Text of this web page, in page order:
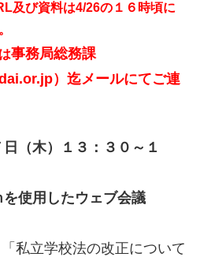
及び資料は4/26の１６時頃に
事務局総務課
）迄メールにてご連
木）１３：３０～１
使用したウェブ会議
「私立学校法の改正について